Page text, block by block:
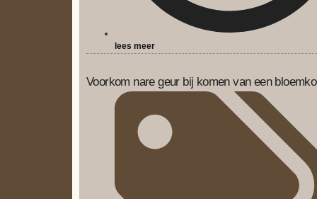
lees meer
Voorkom nare geur bij komen van een